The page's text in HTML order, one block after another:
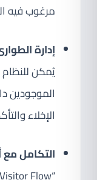
مرغوب فيه
إدارة
يُمكن للنظام
الموجودين
الإخلاء
التكامل مع